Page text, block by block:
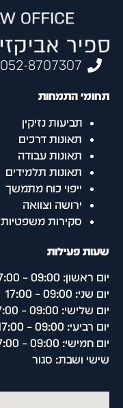
052-8707307
תחומי התמחות
תביעות נזיקין
תאונות דרכים
תאונות עבודה
תאונות תלמידים
ייפוי כוח מתמשך
ירושה וצוואה
סקירות משפטיות
שעות פעילות
יום ראשון: 09:00 – 17:00
יום שני: 09:00 – 17:00
יום שלישי: 09:00 – 17:00
יום רביעי: 09:00 – 17:00
יום חמישי: 09:00 – 17:00
שישי ושבת: סגור